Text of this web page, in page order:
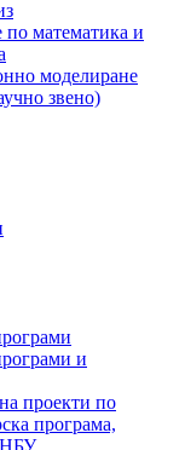
по математика и
моделиране
звено)
и
проекти по
програма,
НБУ